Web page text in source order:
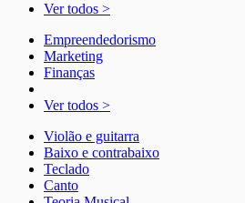
Ver todos >
Empreendedorismo
Marketing
Finanças
Ver todos >
Violão e guitarra
Baixo e contrabaixo
Teclado
Canto